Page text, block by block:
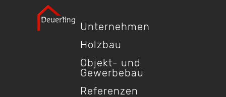
Unternehmen
Holzbau
Objekt- und
Gewerbebau
Referenzen